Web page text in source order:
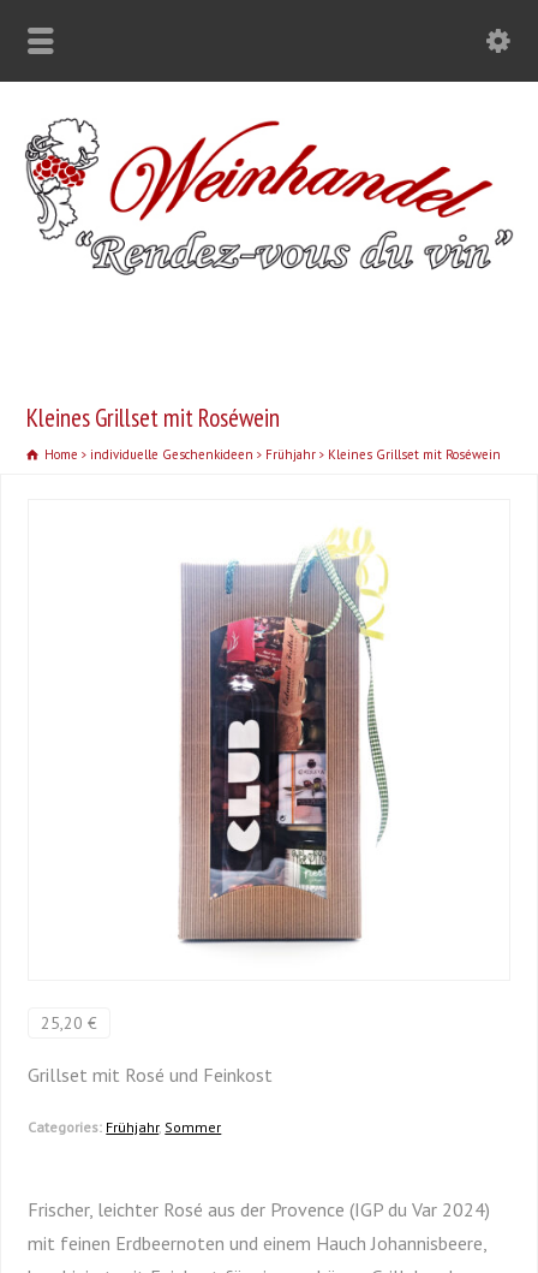
Kleines Grillset mit Roséwein
Home individuelle Geschenkideen Frühjahr Kleines Grillset mit Roséwein
25,20 €
Grillset mit Rosé und Feinkost
Categories: Frühjahr, Sommer
Frischer, leichter Rosé aus der Provence (IGP du Var 2024)
mit feinen Erdbeernoten und einem Hauch Johannisbeere,